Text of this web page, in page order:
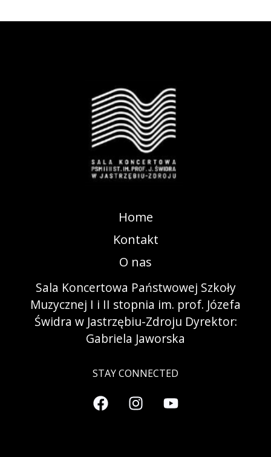
Home
Kontakt
O nas
Sala Koncertowa Państwowej Szkoły
Muzycznej I i II stopnia im. prof. Józefa
Świdra w Jastrzębiu-Zdroju Dyrektor:
Gabriela Jaworska
STAY CONNECTED